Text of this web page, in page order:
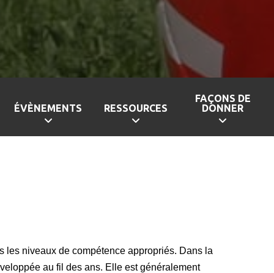
ÉVÈNEMENTS RESSOURCES
FAÇONS DE
DONNER
les niveaux de compétence appropriés. Dans la
au fil des ans. Elle est généralement